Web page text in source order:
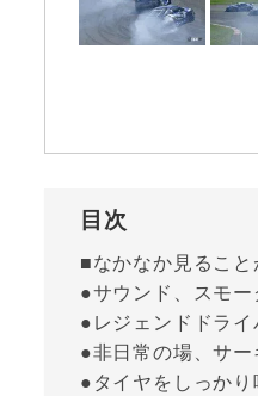
目次
■なかなか見るこ
●サウンド、スモ
●レジェンドドラ
●非日常の場、サ
●タイヤをしっか